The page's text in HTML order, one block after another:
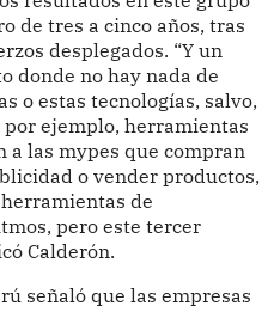
de tres a cinco años, tras
desplegados. “Y un
donde no hay nada de
o estas tecnologías, salvo,
ejemplo, herramientas
a las mypes que compran
o vender productos,
de
pero este tercer
Calderón.
señaló que las empresas